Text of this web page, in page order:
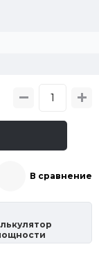
В сравнение